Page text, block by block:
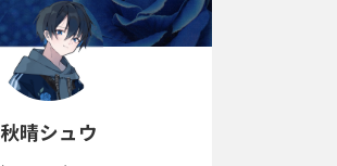
秋晴シュウ